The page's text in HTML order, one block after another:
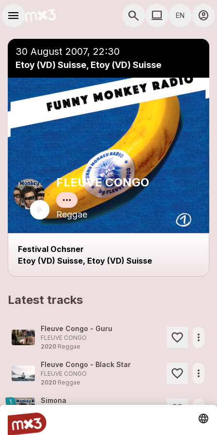
menu search COMPUTER USE
computer EN account_circle
30 August 2007, 22:30
Etoy (VD) Suisse, Etoy (VD) Suisse
FLEUVE CONGO
Reggae
Festival Ochsner
Etoy (VD) Suisse, Etoy (VD) Suisse
Latest tracks
Fleuve Congo - Guru
FLEUVE CONGO
2020 Reggae
more_horiz
Fleuve Congo - Black Star
FLEUVE CONGO
2020 Reggae
more_horiz
1 Simona
2020
Add to a playlist close